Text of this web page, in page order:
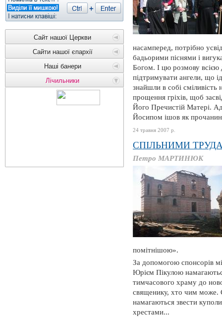
Сайт нашої Церкви
Сайти нашої єпархії
Наші банери
Лічильники
насамперед, потрібно
бадьорими піснями і
Богом. І цю розмову
підтримувати ангели, що
знайшли в собі
прощення гріхів, щоб
Його Пречистій Матері.
Йосипом ішов як
24 травня 2007 р.
СПІЛЬНИМИ
Петро МАРТИНЮК
помітнішою».
За допомогою спонсорів
Юрієм Пікулою
тимчасового храму до
священику, хто чим може.
намагаються звести
хрестами...